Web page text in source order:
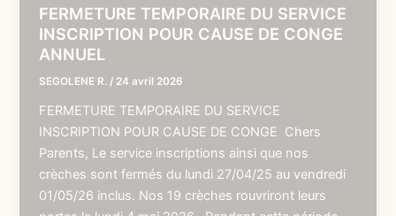
FERMETURE TEMPORAIRE DU SERVICE
INSCRIPTION POUR CAUSE DE CONGE
ANNUEL
SEGOLENE R. / 24 avril 2026
FERMETURE TEMPORAIRE DU SERVICE
INSCRIPTION POUR CAUSE DE CONGE Chers
Parents, Le service inscriptions ainsi que nos
crèches sont fermés du lundi 27/04/25 au vendredi
01/05/26 inclus. Nos 19 crèches rouvriront leurs